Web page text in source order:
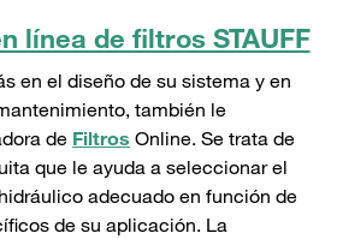
línea de filtros STAUFF
en el diseño de su sistema y en
también le
de Filtros Online. Se trata de
que le ayuda a seleccionar el
adecuado en función de
de su aplicación. La